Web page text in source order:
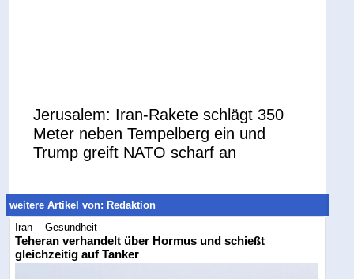
Jerusalem: Iran-Rakete schlägt 350
Meter neben Tempelberg ein und
Trump greift NATO scharf an
...
weitere Artikel von: Redaktion
Iran -- Gesundheit
Teheran verhandelt über Hormus und schießt
gleichzeitig auf Tanker